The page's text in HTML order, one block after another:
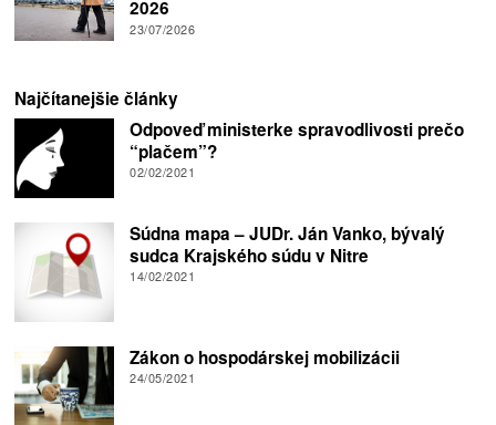
2026
23/07/2026
Najčítanejšie články
Odpoveď ministerke spravodlivosti prečo
“plačem”?
02/02/2021
Súdna mapa – JUDr. Ján Vanko, bývalý
sudca Krajského súdu v Nitre
14/02/2021
Zákon o hospodárskej mobilizácii
24/05/2021